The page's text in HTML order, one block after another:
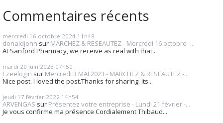
Commentaires récents
mercredi 16 octobre 2024 11h48
donaldjohn sur MARCHEZ & RESEAUTEZ - Mercredi 16 octobre -...
At Sanford Pharmacy, we receive as real with that...
mardi 20 juin 2023 07h50
Ezeelogin sur Mercredi 3 MAI 2023 - MARCHEZ & RESEAUTEZ -...
Nice post. I loved the post.Thanks for sharing. Its...
jeudi 17 février 2022 14h54
ARVENGAS sur Présentez votre entreprise - Lundi 21 février -...
Je vous confirme ma présence Cordialement Thibaud...